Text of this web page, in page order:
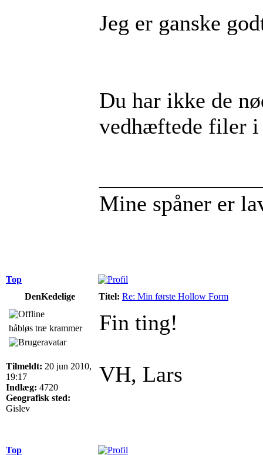
Jeg er ganske
Du har ikke de
vedhæftede filer
Mine spåner er
Top
DenKedelige
Titel: Re: Min første Hollow Form
håbløs træ krammer
Tilmeldt: 20 jun 2010,
19:17
Indlæg: 4720
Geografisk sted:
Gislev
Fin ting!
VH, Lars
Top